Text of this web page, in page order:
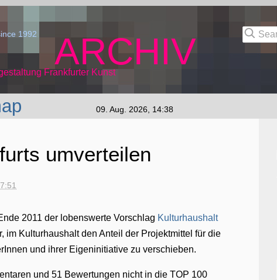
1992 ARCHIV
Frankfurter Kunst
09. Aug. 2026, 14:38
umverteilen
2011 der lobenswerte Vorschlag Kulturhaushalt
im Kulturhaushalt den Anteil der Projektmittel für die
und ihrer Eigeninitiative zu verschieben.
und 51 Bewertungen nicht in die TOP 100